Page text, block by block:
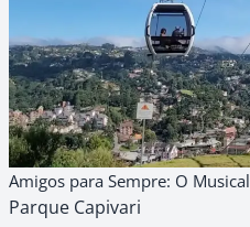
08
AGO
11h
AGENDA
GRATUITO
Amigos para Sempre: O Musical
Parque Capivari